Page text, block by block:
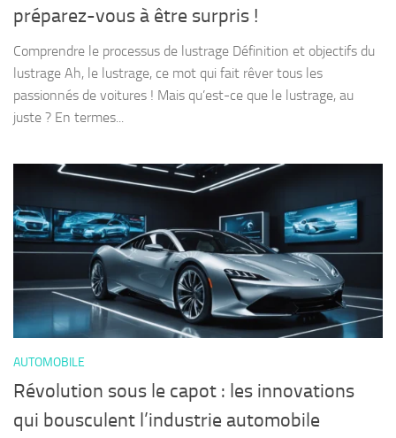
préparez-vous à être surpris !
Comprendre le processus de lustrage Définition et objectifs du
lustrage Ah, le lustrage, ce mot qui fait rêver tous les
passionnés de voitures ! Mais qu’est-ce que le lustrage, au
juste ? En termes...
AUTOMOBILE
Révolution sous le capot : les innovations
qui bousculent l’industrie automobile